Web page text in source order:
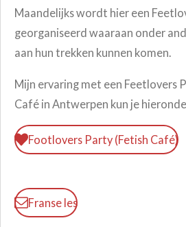
Maandelijks wordt hier een
georganiseerd waaraan onder
aan hun trekken kunnen komen.
Mijn ervaring met een Feetlovers
Café in Antwerpen kun je
Footlovers Party (Fetish Café)
Franse les